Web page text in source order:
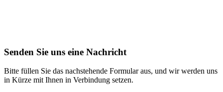
Senden Sie uns eine Nachricht
Bitte füllen Sie das nachstehende Formular aus, und wir werden uns
in Kürze mit Ihnen in Verbindung setzen.